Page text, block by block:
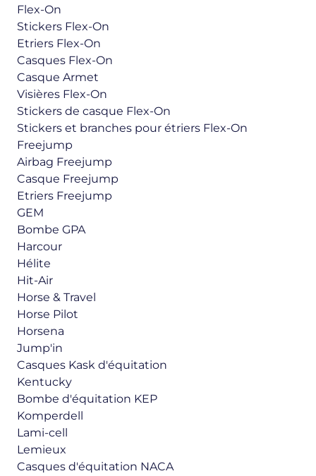
Flex-On
Stickers Flex-On
Etriers Flex-On
Casques Flex-On
Casque Armet
Visières Flex-On
Stickers de casque Flex-On
Stickers et branches pour étriers Flex-On
Freejump
Airbag Freejump
Casque Freejump
Etriers Freejump
GEM
Bombe GPA
Harcour
Hélite
Hit-Air
Horse & Travel
Horse Pilot
Horsena
Jump'in
Casques Kask d'équitation
Kentucky
Bombe d'équitation KEP
Komperdell
Lami-cell
Lemieux
Casques d'équitation NACA